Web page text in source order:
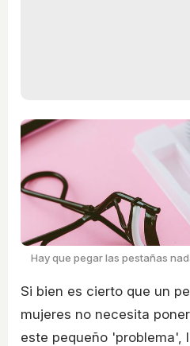
Hay que pegar las pestañas
Si bien es cierto que un
mujeres no necesita
este pequeño 'problema',